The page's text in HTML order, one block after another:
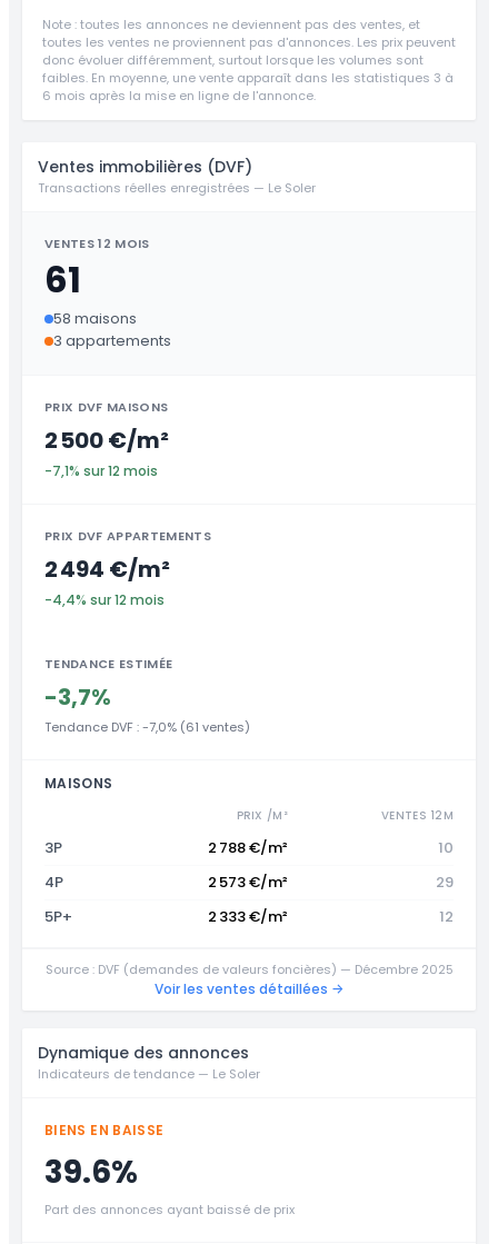
Note : toutes les annonces ne deviennent pas des ventes, et
toutes les ventes ne proviennent pas d'annonces. Les prix peuvent
donc évoluer différemment, surtout lorsque les volumes sont
faibles. En moyenne, une vente apparaît dans les statistiques 3 à
6 mois après la mise en ligne de l'annonce.
Ventes immobilières (DVF)
Transactions réelles enregistrées — Le Soler
VENTES 12 MOIS
61
58 maisons
3 appartements
PRIX DVF MAISONS
2 500 €/m²
-7,1% sur 12 mois
PRIX DVF APPARTEMENTS
2 494 €/m²
-4,4% sur 12 mois
TENDANCE ESTIMÉE
-3,7%
Tendance DVF : -7,0% (61 ventes)
MAISONS
PRIX /M² VENTES 12M
3P 2 788 €/m²
10
4P
2 573 €/m²
29
5P+
2 333 €/m² 12
Source : DVF (demandes de valeurs foncières) — Décembre 2025
Voir les ventes détaillées →
Dynamique des annonces
Indicateurs de tendance — Le Soler
BIENS EN BAISSE
39.6%
Part des annonces ayant baissé de prix